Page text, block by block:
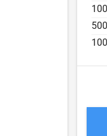
100
500